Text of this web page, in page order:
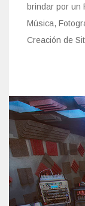
brindar por un
Música,
Creación de